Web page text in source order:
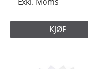
KJØP